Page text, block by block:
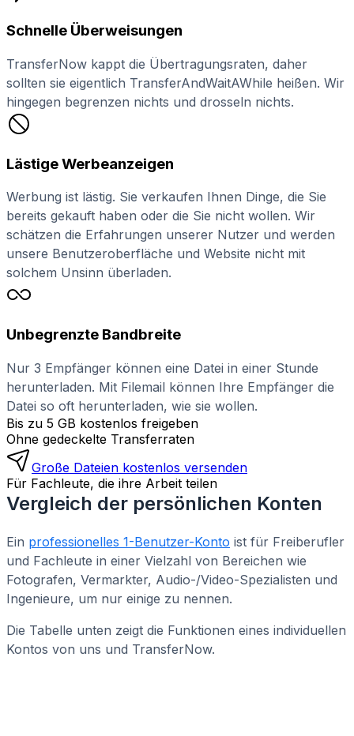
Schnelle Überweisungen
TransferNow kappt die Übertragungsraten, daher
sollten sie eigentlich TransferAndWaitAWhile heißen. Wir
hingegen begrenzen nichts und drosseln nichts.
Lästige Werbeanzeigen
Werbung ist lästig. Sie verkaufen Ihnen Dinge, die Sie
bereits gekauft haben oder die Sie nicht wollen. Wir
schätzen die Erfahrungen unserer Nutzer und werden
unsere Benutzeroberfläche und Website nicht mit
solchem Unsinn überladen.
Unbegrenzte Bandbreite
Nur 3 Empfänger können eine Datei in einer Stunde
herunterladen. Mit Filemail können Ihre Empfänger die
Datei so oft herunterladen, wie sie wollen.
Bis zu 5 GB kostenlos freigeben
Ohne gedeckelte Transferraten
Große Dateien kostenlos versenden
Für Fachleute, die ihre Arbeit teilen
Vergleich der persönlichen Konten
Ein professionelles 1-Benutzer-Konto ist für Freiberufler
und Fachleute in einer Vielzahl von Bereichen wie
Fotografen, Vermarkter, Audio-/Video-Spezialisten und
Ingenieure, um nur einige zu nennen.
Die Tabelle unten zeigt die Funktionen eines individuellen
Kontos von uns und TransferNow.